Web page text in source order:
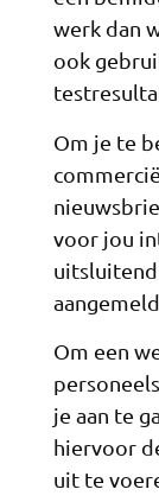
werk dan
ook
Om je te
voor jou
Om een
je aan te
hiervoor
uit te